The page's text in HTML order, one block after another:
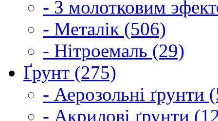
- З молотковим
- Металік (506)
- Нітроемаль (29)
Ґрунт (275)
- Аерозольні ґрунти
- Акрилові ґрунти